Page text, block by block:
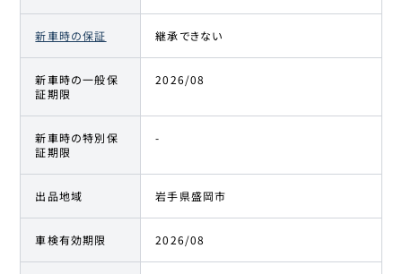
新車時の保証 継承できない
新車時の一般保
証期限
2026/08
新車時の特別保
証期限
-
出品地域 岩手県盛岡市
車検有効期限 2026/08